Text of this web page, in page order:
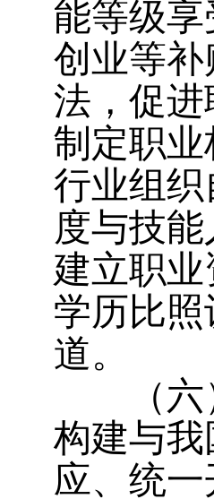
能等级
创业等
法，促
制定职
行业组
度与技
建立职
学历比
道。
（
构建与
应、统